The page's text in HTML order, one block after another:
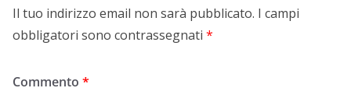
Il tuo indirizzo email non sarà pubblicato. I campi
obbligatori sono contrassegnati *
Commento *